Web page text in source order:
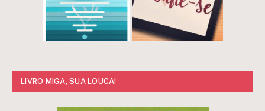
LIVRO MIGA, SUA LOUCA!